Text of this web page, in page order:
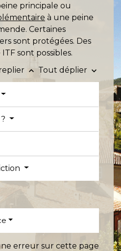
principale ou
à une peine
Certaines
sont protégées. Des
sont possibles.
keyboard_arrow_up Tout déplier keyboard_arrow_down
erreur sur cette page